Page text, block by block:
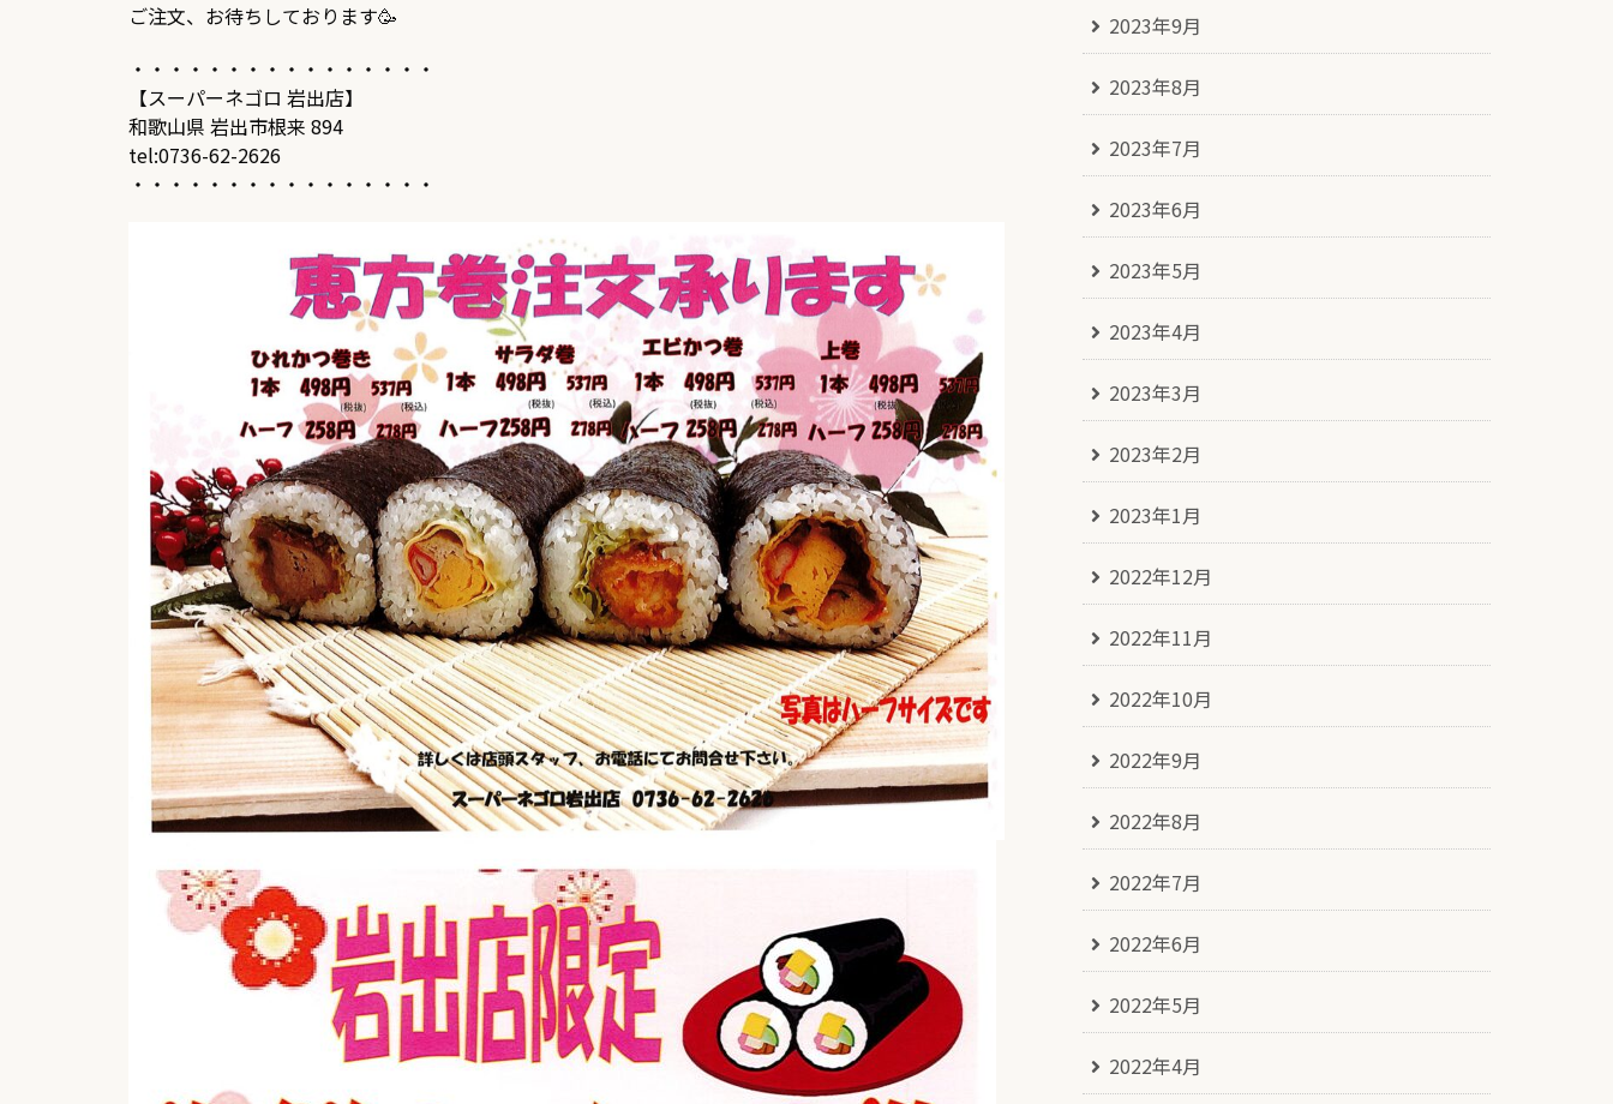
ご注文、お待ちしております🥳
・・・・・・・・・・・・・・・・
【スーパーネゴロ 岩出店】
和歌山県 岩出市根来 894
tel:0736-62-2626
・・・・・・・・・・・・・・・・
2023年9月
2023年8月
2023年7月
2023年6月
2023年5月
2023年4月
2023年3月
2023年2月
2023年1月
2022年12月
2022年11月
2022年10月
2022年9月
2022年8月
2022年7月
2022年6月
2022年5月
2022年4月